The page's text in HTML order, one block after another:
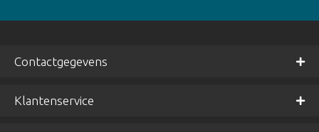
Contactgegevens
Klantenservice